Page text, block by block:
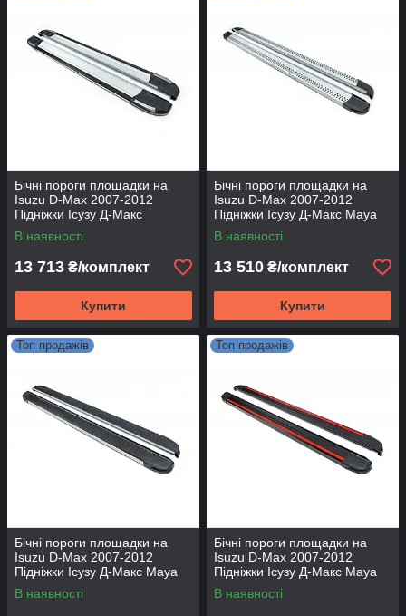
Бічні пороги площадки на
Isuzu D-Max 2007-2012
Підніжки Ісузу Д-Макс
Rainbow
В наявності
13 713 ₴/комплект
Купити
Бічні пороги площадки на
Isuzu D-Max 2007-2012
Підніжки Ісузу Д-Макс Maya
V2
В наявності
13 510 ₴/комплект
Купити
Топ продажів
Бічні пороги площадки на
Isuzu D-Max 2007-2012
Підніжки Ісузу Д-Макс Maya
V1
В наявності
Топ продажів
Бічні пороги площадки на
Isuzu D-Max 2007-2012
Підніжки Ісузу Д-Макс Maya
Red
В наявності